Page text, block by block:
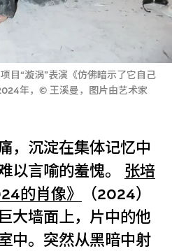
目“漩涡”表演《仿佛暗示了它自己
年，© 王溪曼，图片由艺术家
，沉淀在集体记忆中
以言喻的羞愧。 张培
的肖像》
（2024）
大墙面上，片中的他
中。突然从黑暗中射